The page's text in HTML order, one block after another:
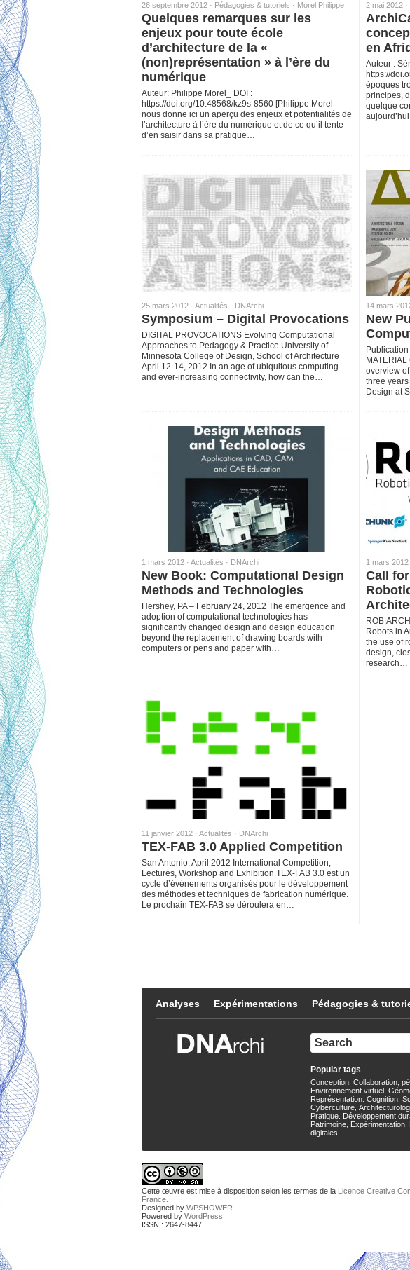
26 septembre 2012 · Pédagogies & tutoriels · Morel Philippe
Quelques remarques sur les
enjeux pour toute école
d’architecture de la «
(non)représentation » à l’ère du
numérique
Auteur: Philippe Morel_ DOI :
https://doi.org/10.48568/kz9s-8560 [Philippe Morel
nous donne ici un aperçu des enjeux et potentialités de
l’architecture à l’ère du numérique et de ce qu’il tente
d’en saisir dans sa pratique…
2 mai 2012 ·
en
Auteur :
https://
époques
principes,
quelque
25 mars 2012 · Actualités · DNArchi
Symposium – Digital Provocations
DIGITAL PROVOCATIONS Evolving Computational
Approaches to Pedagogy & Practice University of
Minnesota College of Design, School of Architecture
April 12-14, 2012 In an age of ubiquitous computing
and ever-increasing connectivity, how can the…
14 mars
New
overview
three
Design at
1 mars 2012 · Actualités · DNArchi
New Book: Computational Design
Methods and Technologies
Hershey, PA – February 24, 2012 The emergence and
adoption of computational technologies has
significantly changed design and design education
beyond the replacement of drawing boards with
computers or pens and paper with…
1 mars 2012
Call
Robots in
the use of
design,
research…
11 janvier 2012 · Actualités · DNArchi
TEX-FAB 3.0 Applied Competition
San Antonio, April 2012 International Competition,
Lectures, Workshop and Exhibition TEX-FAB 3.0 est un
cycle d’événements organisés pour le développement
des méthodes et techniques de fabrication numérique.
Le prochain TEX-FAB se déroulera en…
Analyses Expérimentations Pédagogies &
Popular tags
Conception Collaboration
Environnement virtuel
Représentation Cognition
Cyberculture
Pratique Développement
Patrimoine Expérimentation
digitales
Cette œuvre est mise à disposition selon les termes de la Licence Creative
France.
Designed by WPSHOWER
Powered by WordPress
ISSN : 2647-8447